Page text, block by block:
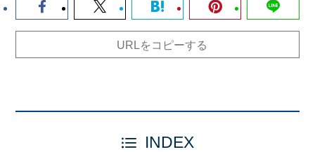
URLをコピーする
INDEX